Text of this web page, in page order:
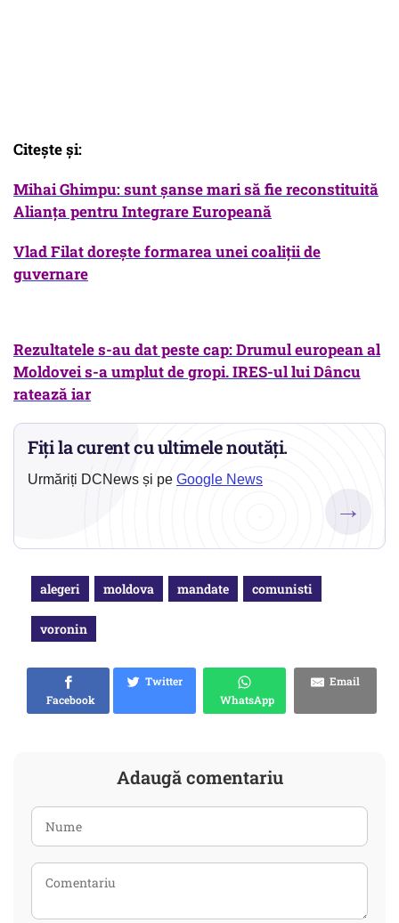
Citeşte şi:
Mihai Ghimpu: sunt şanse mari să fie reconstituită
Alianţa pentru Integrare Europeană
Vlad Filat doreşte formarea unei coaliţii de
guvernare
Rezultatele s-au dat peste cap: Drumul european al
Moldovei s-a umplut de gropi. IRES-ul lui Dâncu
ratează iar
Fiți la curent cu ultimele noutăți.
Urmăriți DCNews și pe Google News
→
alegeri moldova mandate comunisti
voronin
Facebook
Twitter
WhatsApp
Email
Adaugă comentariu